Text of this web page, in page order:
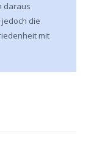
daraus
die
mit